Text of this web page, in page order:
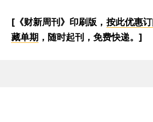
[《财新周刊》印刷版， 按此优惠
藏单期 ，随时起刊，免费快递。]